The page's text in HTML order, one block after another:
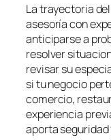
La trayectoria
asesoría con
anticiparse a
resolver
revisar su
si tu negocio
comercio,
experiencia
aporta